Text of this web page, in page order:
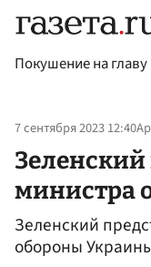
Покушение на
7 сентября 2023 12:40
Зеленский
министра
Зеленский
обороны